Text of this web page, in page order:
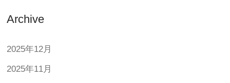
Archive
2025年12月
2025年11月